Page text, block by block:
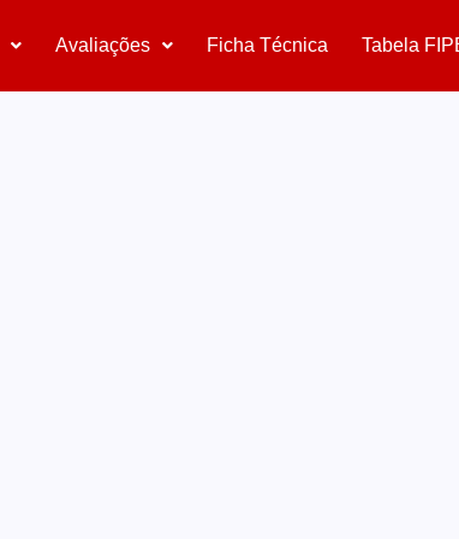
Avaliações Ficha Técnica Tabela